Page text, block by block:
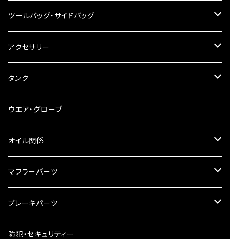
その他
ハンドルブレース
ステアリングダンパー
ブレーキ・クラッチレバー
スマホホルダー
ナンバー灯
ツールバッグ・サイドバッグ
ツールバッグ
サイドバッグ
サイドバッグサポート
リアBOX
ハードケース
アクセサリー
USB電源
電装系
タンク
タンク本体
タンクキャップ
タンクシール
ケミカル
ウエア・グローブ
オイル関係
4スト用エンジンオイル
2スト用エンジンオイル
ギアオイル
マフラーパーツ
マフラーガード
バンテージタイプ
ブレーキパーツ
ブレーキシュー
防犯・セキュリティー